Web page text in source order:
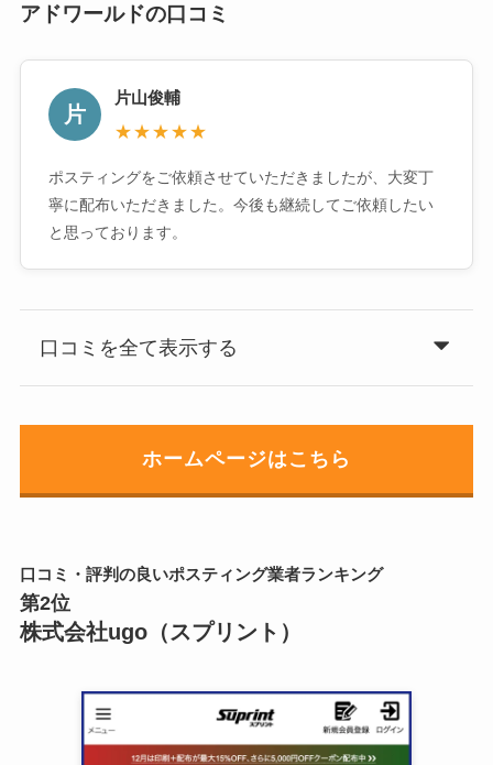
アドワールドの口コミ
片
片山俊輔
★★★★★
ポスティングをご依頼させていただきましたが、大変丁
寧に配布いただきました。今後も継続してご依頼したい
と思っております。
口コミを全て表示する
ホームページはこちら
口コミ・評判の良いポスティング業者ランキング
第2位
株式会社ugo（スプリント）